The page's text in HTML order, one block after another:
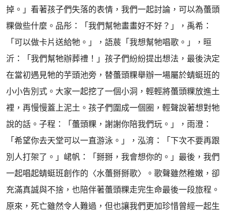
掉。」看著孩子們失落的表情，我們一起討論，可以為蠆頭
粿做些什麼。品彤：「我們幫牠畫畫好不好？」，禹希：
「可以做卡片送給牠。」，語莀「我想幫牠唱歌。」，晅
沂：「我們幫牠辦葬禮！」孩子們紛紛提出想法，最後決定
在當初遇見牠的芋頭池旁，替蠆頭粿舉辦一場屬於蜻蜓班的
小小告別式。大家一起挖了一個小洞，輕輕將蠆頭粿放進土
裡，再慢慢蓋上泥土。孩子們圍成一個圈，輕聲說著想對牠
說的話。子程：「蠆頭粿，謝謝你陪我們玩。」，雨澄：
「希望你去天堂可以一直游泳。」，泓淯：「下次不要再跟
別人打架了。」峮帆：「掰掰，我會想你的。」最後，我們
一起唱起蜻蜓班創作的〈水蠆掰掰歌〉。歌聲雖然稚嫩，卻
充滿真誠與不捨，也陪伴著蠆頭粿走完生命最後一段旅程。
原來，死亡雖然令人難過，但也讓我們更加珍惜曾經一起生